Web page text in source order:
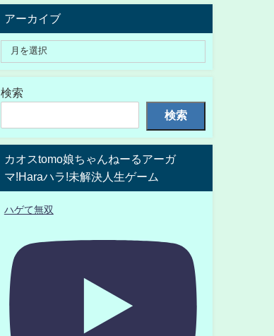
アーカイブ
検索
検索
カオスtomo娘ちゃんねーるアーガ
マ!Haraハラ!未解決人生ゲーム
ハゲて無双